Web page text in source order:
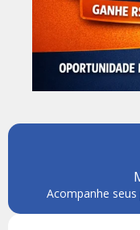
Acompanhe